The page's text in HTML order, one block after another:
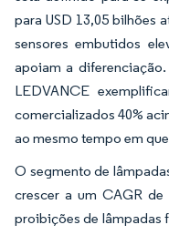
para USD 13,05 bilhões
sensores embutidos
apoiam a
LEDVANCE
comercializados 40%
ao mesmo tempo em
O segmento de
crescer a um CAGR de
proibições de lâmpadas